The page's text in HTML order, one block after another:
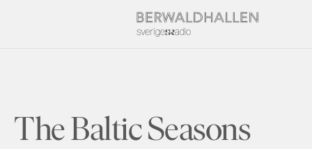
The Baltic Seasons